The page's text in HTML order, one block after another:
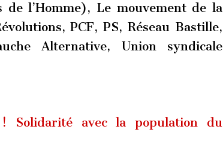
l’Homme), Le mouvement de la
PCF, PS, Réseau Bastille,
Alternative, Union syndicale
! Solidarité avec la population du